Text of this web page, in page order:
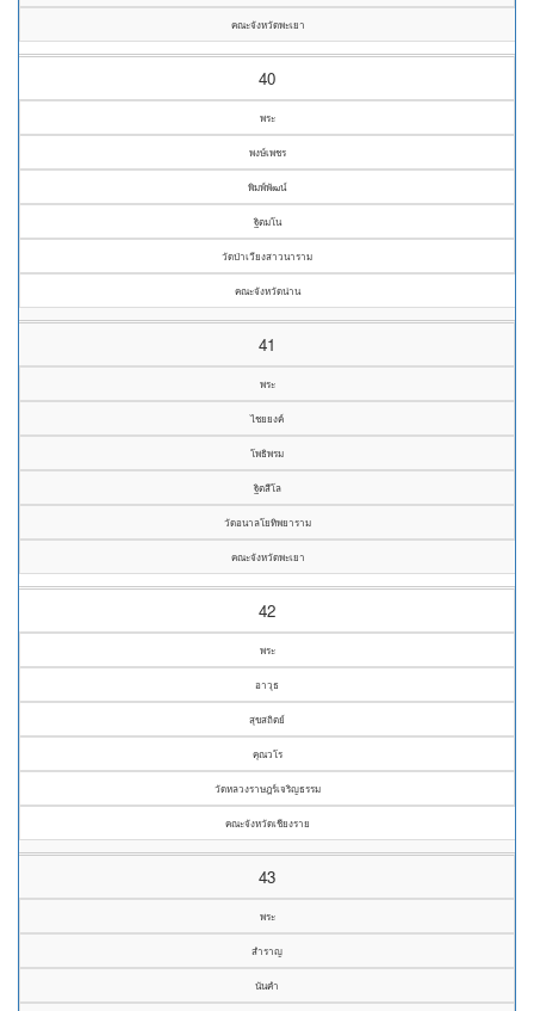
คณะจังหวัดพะเยา
40
พระ
พงษ์เพชร
พิมพ์พัฒน์
ฐิตมโน
วัดป่าเวียงสาวนาราม
คณะจังหวัดน่าน
41
พระ
ไชยยงค์
โพธิพรม
ฐิตสีโล
วัดอนาลโยทิพยาราม
คณะจังหวัดพะเยา
42
พระ
อาวุธ
สุขสถิตย์
คุณวโร
วัดหลวงราษฎร์เจริญธรรม
คณะจังหวัดเชียงราย
43
พระ
สำราญ
นันคำ